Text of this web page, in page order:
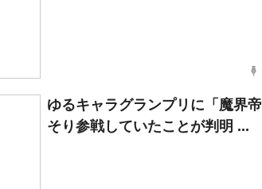
ゆるキャラグランプリに「魔界
そり参戦していたことが判明 ...